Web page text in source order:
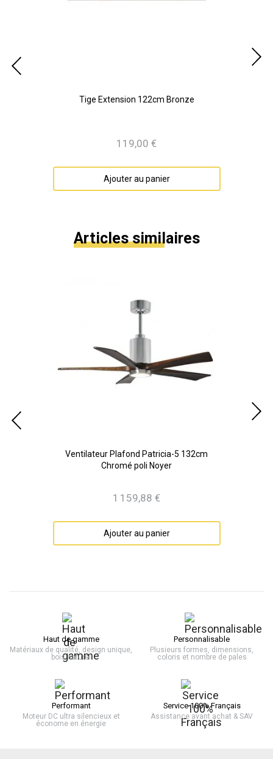
Tige Extension 122cm Bronze
Prix
119,00 €
Ajouter au panier
Articles similaires
Ventilateur Plafond Patricia-5 132cm
Chromé poli Noyer
Prix
1 159,88 €
Ajouter au panier
Haut de gamme
Matériaux de qualité, design unique,
bois naturel
Personnalisable
Plusieurs formes, dimensions,
coloris et nombre de pales
Performant
Moteur DC ultra silencieux et
économe en énergie
Service 100% Français
Assistance avant achat & SAV